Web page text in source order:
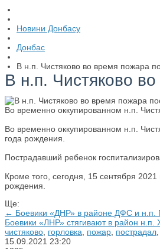
Новини Донбасу
Донбас
В н.п. Чистяково во время пожара
В н.п. Чистяково
Во временно оккупированном н.п.
Во временно оккупированном н.п.
года рождения.
Пострадавший ребенок
Кроме того, сегодня, 15 сентября
рождения.
Ще:
← Боевики «ДНР» в районе ДФС и н.п.
Боевики «ЛНР» стягивают в район
чистяково горловка пожар пострадал
15.09.2021 23:20